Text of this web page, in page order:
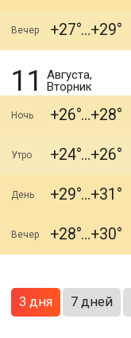
Вечер +27 +29
11
Августа,
Вторник
Ночь +26 +28
Утро +24 +26
День +29 +31
Вечер +28 +30
3 дня 7 дней